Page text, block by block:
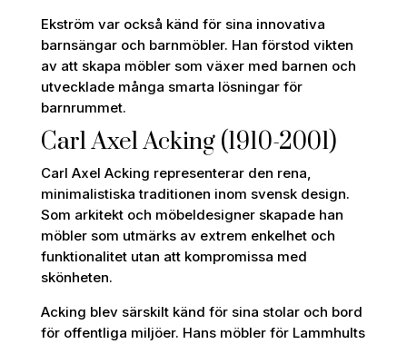
Ekström var också känd för sina innovativa
barnsängar och barnmöbler. Han förstod vikten
av att skapa möbler som växer med barnen och
utvecklade många smarta lösningar för
barnrummet.
Carl Axel Acking (1910-2001)
Carl Axel Acking representerar den rena,
minimalistiska traditionen inom svensk design.
Som arkitekt och möbeldesigner skapade han
möbler som utmärks av extrem enkelhet och
funktionalitet utan att kompromissa med
skönheten.
Acking blev särskilt känd för sina stolar och bord
för offentliga miljöer. Hans möbler för Lammhults